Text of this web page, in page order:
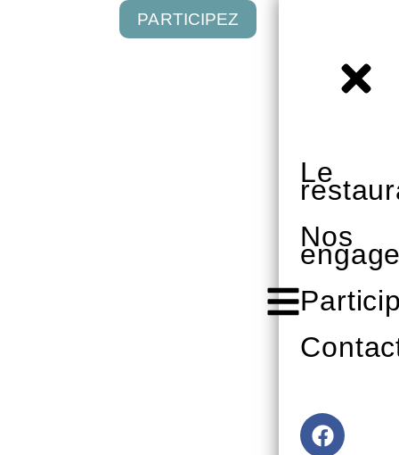
PARTICIPEZ
Le
Nos